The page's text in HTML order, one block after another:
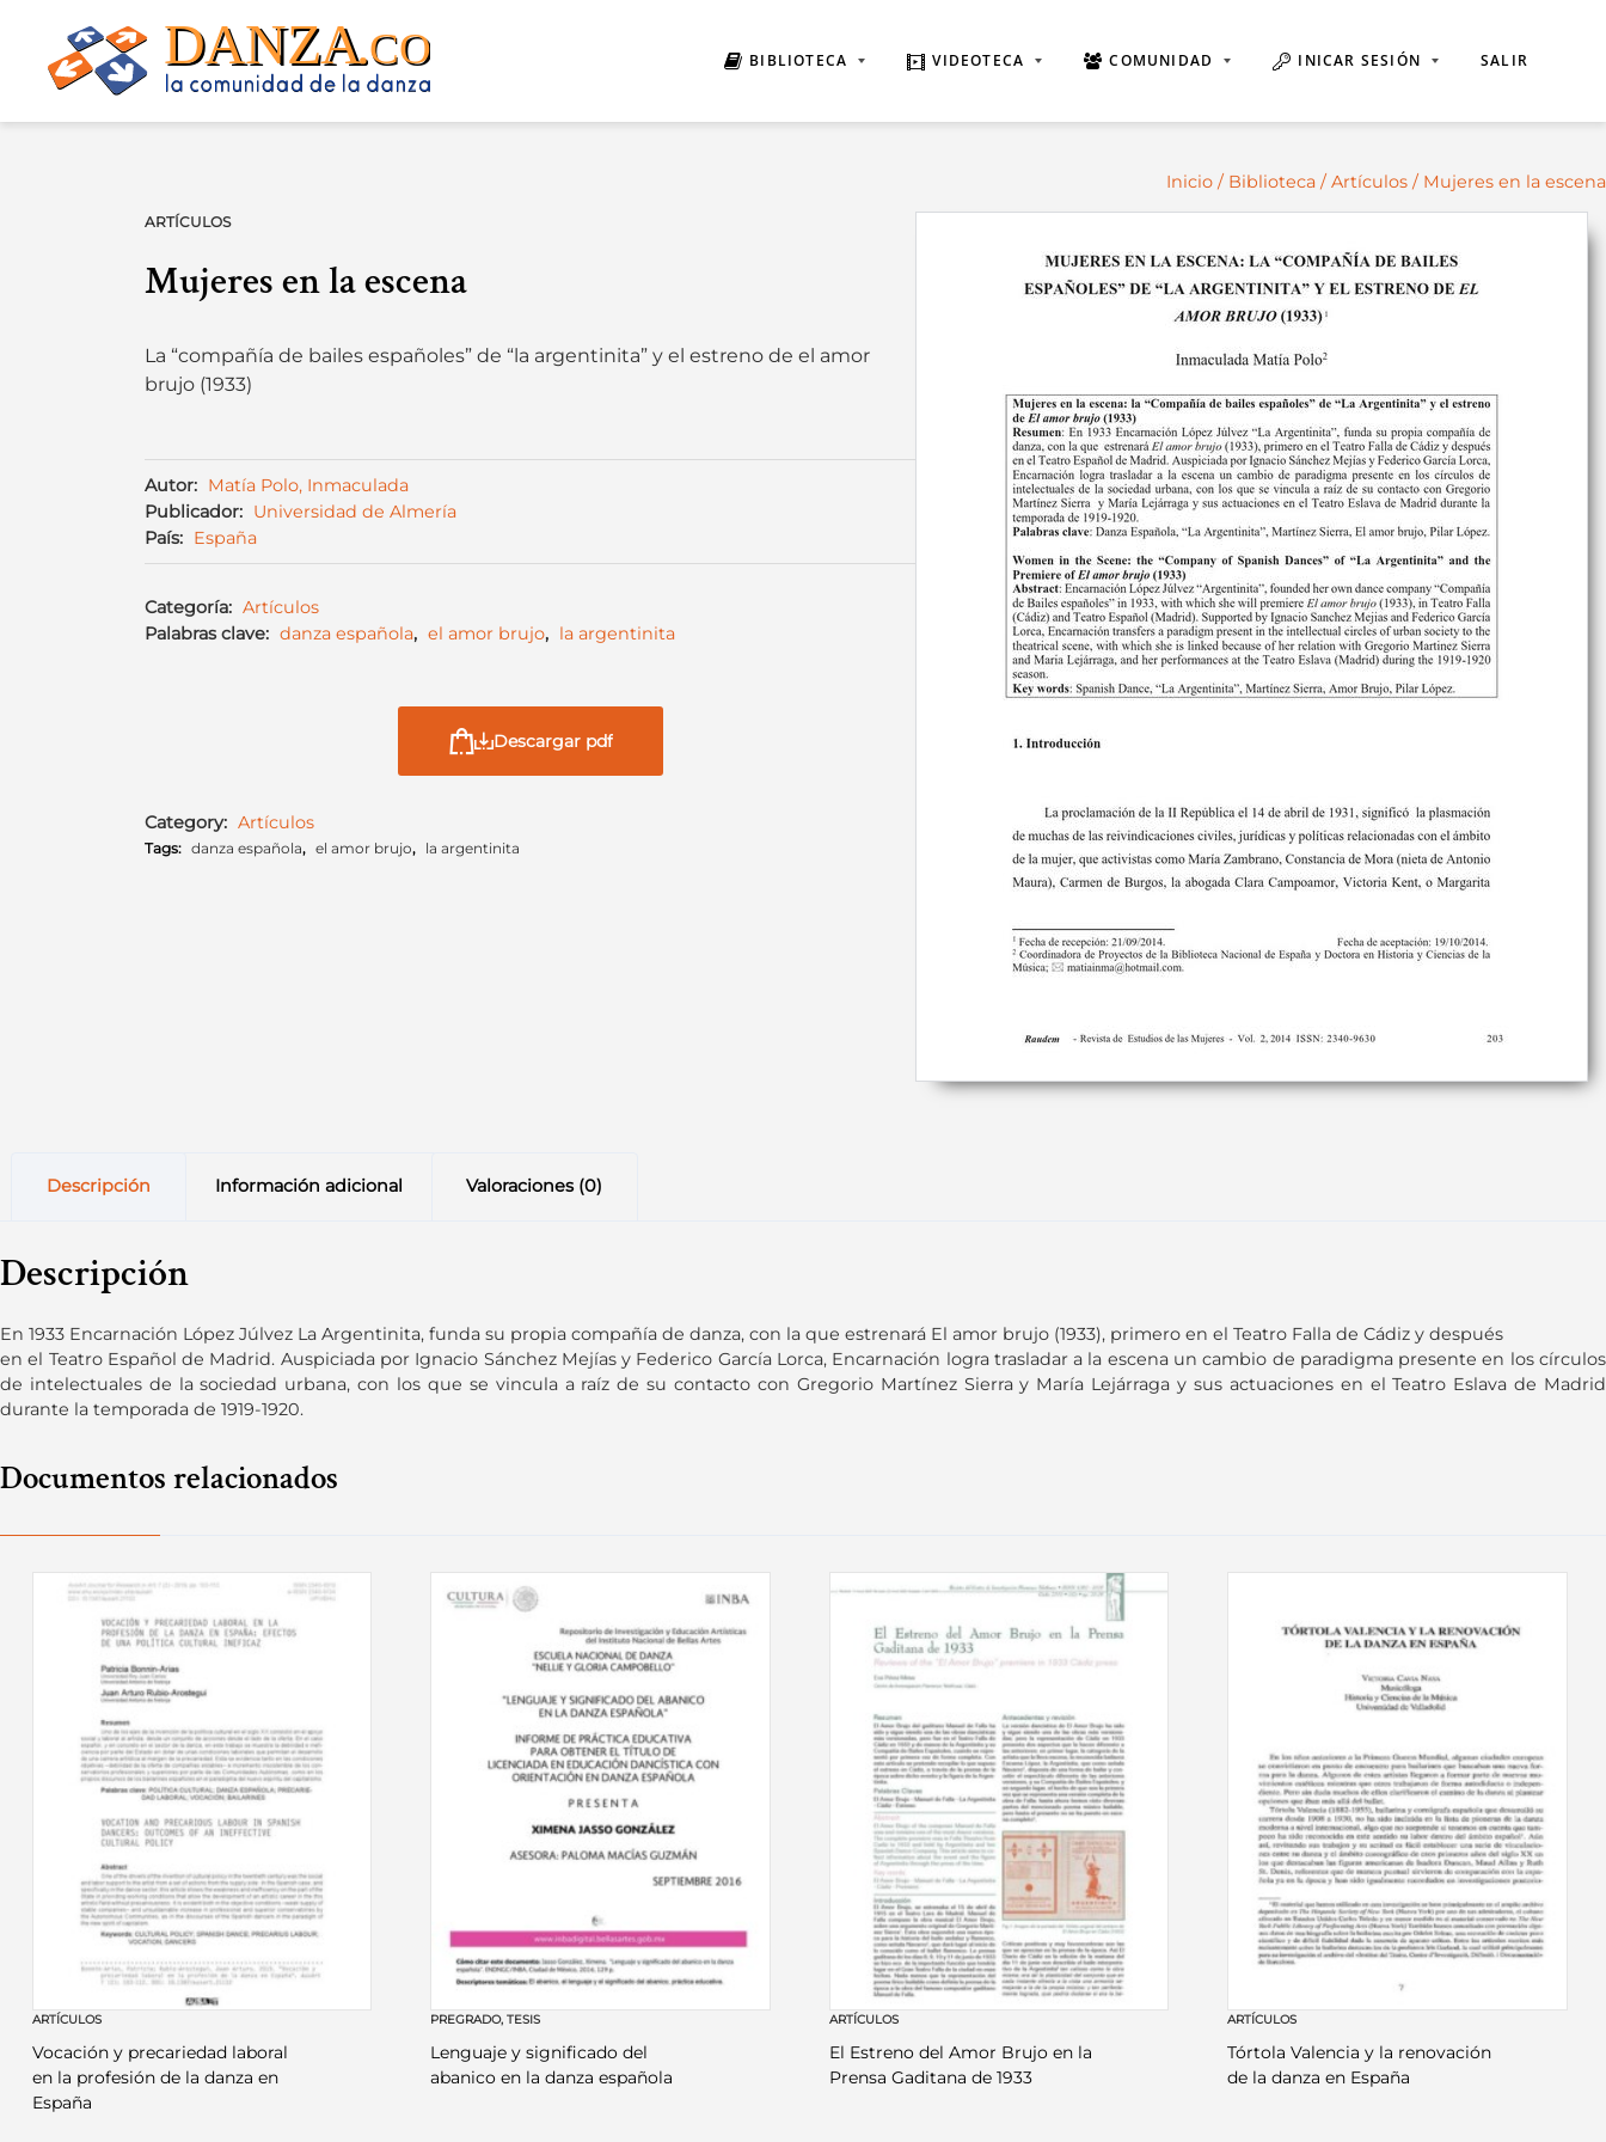
content
BIBLIOTECA VIDEOTECA COMUNIDAD INICAR SESIÓN SALIR
Inicio / Biblioteca /Artículos / Mujeres en la escena
ARTÍCULOS
Mujeres en la escena
La “compañía de bailes españoles” de “la argentinita” y el estreno de el amor
brujo (1933)
Autor: Matía Polo, Inmaculada
Publicador: Universidad de Almería
País: España
Categoría: Artículos
Palabras clave: danza española, el amor brujo, la argentinita
Descargar pdf
Category: Artículos
Tags: danza española, el amor brujo, la argentinita
Descripción Información adicional Valoraciones (0)
Descripción
En 1933 Encarnación López Júlvez La Argentinita, funda su propia compañía de danza, con la que estrenará El amor brujo (1933), primero en el Teatro Falla de Cádiz y después
en el Teatro Español de Madrid. Auspiciada por Ignacio Sánchez Mejías y Federico García Lorca, Encarnación logra trasladar a la escena un cambio de paradigma presente en los círculos
de intelectuales de la sociedad urbana, con los que se vincula a raíz de su contacto con Gregorio Martínez Sierra y María Lejárraga y sus actuaciones en el Teatro Eslava de Madrid
durante la temporada de 1919-1920.
Documentos relacionados
ARTÍCULOS
Vocación y precariedad laboral
en la profesión de la danza en
España
PREGRADO,TESIS
Lenguaje y significado del
abanico en la danza española
ARTÍCULOS
El Estreno del Amor Brujo en la
Prensa Gaditana de 1933
ARTÍCULOS
Tórtola Valencia y la renovación
de la danza en España